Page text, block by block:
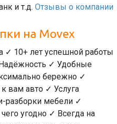
и т.д. Отзывы о компании
на Movex
10+ лет успешной работы
✓ Удобные
бережно ✓
вам авто ✓ Услуга
разборки мебели ✓
угодно ✓ Всегда на